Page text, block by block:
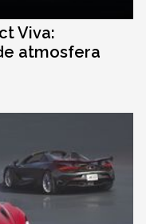
Viva:
atmosfera